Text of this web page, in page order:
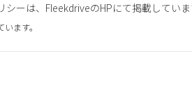
ーは、FleekdriveのHPにて掲載してい
ます。